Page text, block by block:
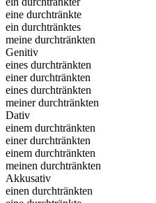
eine durchtränkte
ein durchtränktes
meine durchtränkten
Genitiv
eines durchtränkten
einer durchtränkten
eines durchtränkten
meiner durchtränkten
Dativ
einem durchtränkten
einer durchtränkten
einem durchtränkten
meinen durchtränkten
Akkusativ
einen durchtränkten